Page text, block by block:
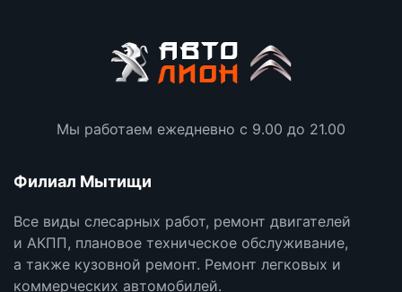
Мы работаем ежедневно с 9.00 до 21.00
Филиал Мытищи
Все виды слесарных работ, ремонт двигателей
и АКПП, плановое техническое обслуживание,
а также кузовной ремонт. Ремонт легковых и
коммерческих автомобилей.